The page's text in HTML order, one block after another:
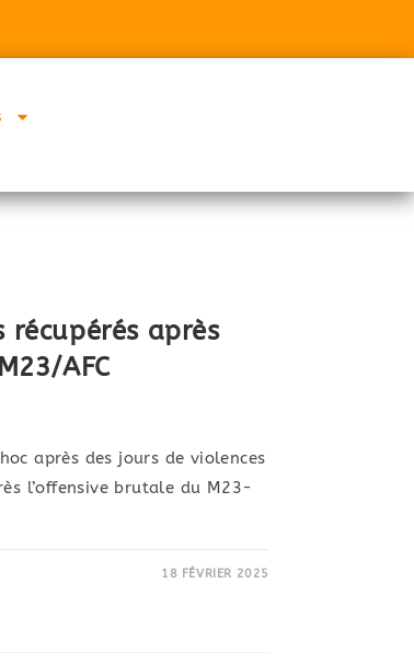
récupérés après
AFC
après des jours de violences
l’offensive brutale du M23-
18 FÉVRIER 2025